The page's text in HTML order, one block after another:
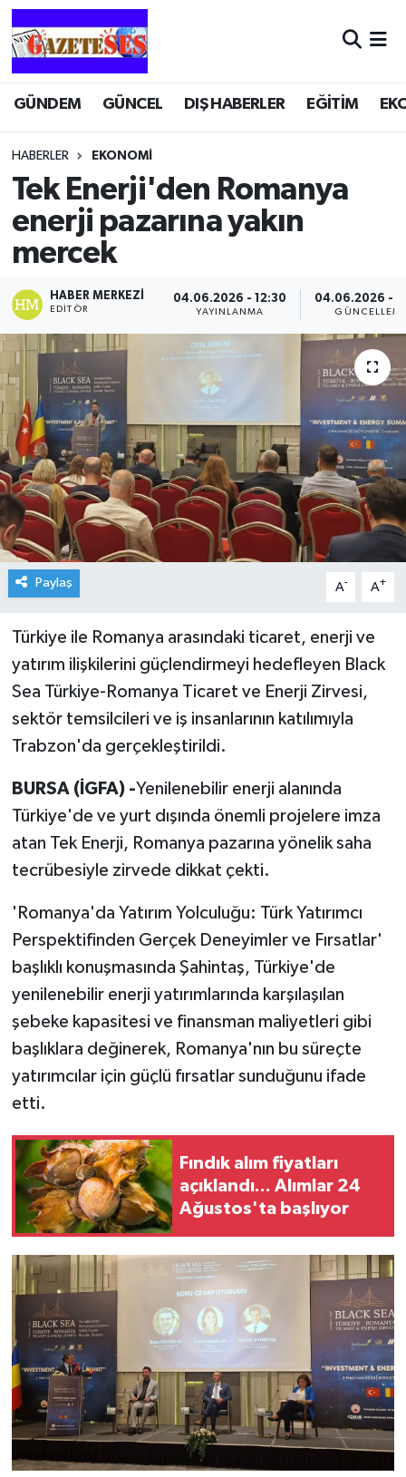
GÜNDEM GÜNCEL DIŞ HABERLER EĞİTİM
HABERLER EKONOMİ
Tek Enerji'den Romanya
enerji pazarına yakın
mercek
HABER MERKEZI
EDITÖR
04.06.2026 - 12:30
YAYINLANMA
04.06.2026 -
Paylaş A- A+
Türkiye ile Romanya arasındaki ticaret, enerji ve
yatırım ilişkilerini güçlendirmeyi hedefleyen Black
Sea Türkiye-Romanya Ticaret ve Enerji Zirvesi,
sektör temsilcileri ve iş insanlarının katılımıyla
Trabzon'da gerçekleştirildi.
BURSA (İGFA) -Yenilenebilir enerji alanında
Türkiye'de ve yurt dışında önemli projelere imza
atan Tek Enerji, Romanya pazarına yönelik saha
tecrübesiyle zirvede dikkat çekti.
'Romanya'da Yatırım Yolculuğu: Türk Yatırımcı
Perspektifinden Gerçek Deneyimler ve Fırsatlar'
başlıklı konuşmasında Şahintaş, Türkiye'de
yenilenebilir enerji yatırımlarında karşılaşılan
şebeke kapasitesi ve finansman maliyetleri gibi
başlıklara değinerek, Romanya'nın bu süreçte
yatırımcılar için güçlü fırsatlar sunduğunu ifade
etti.
Fındık alım fiyatları
açıklandı... Alımlar 24
Ağustos'ta başlıyor